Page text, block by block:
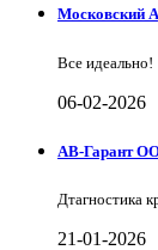
Московский
Все идеально!
06-02-2026
АВ-Гарант
Дтагностика
21-01-2026